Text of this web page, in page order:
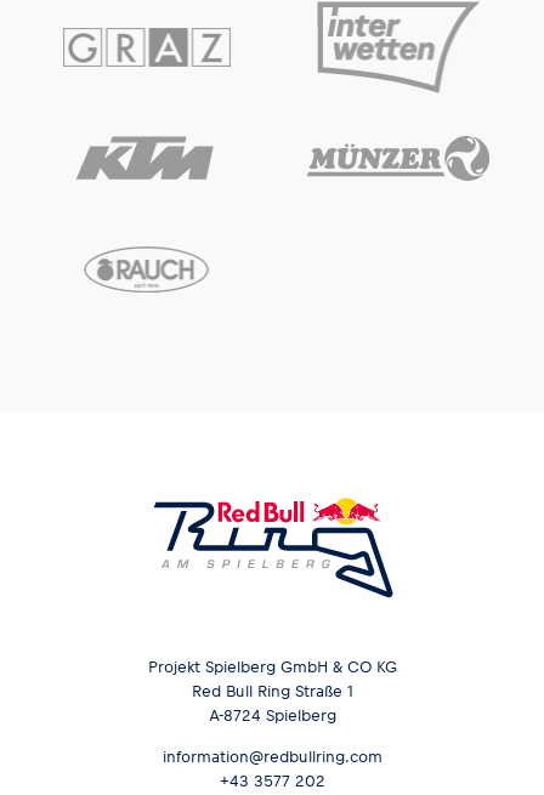
Projekt Spielberg GmbH & CO KG
Red Bull Ring Straße 1
A-8724 Spielberg
information@redbullring.com
+43 3577 202